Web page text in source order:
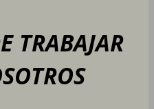
TRABAJAR